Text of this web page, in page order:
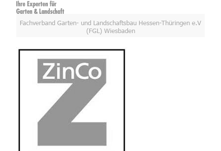
Fachverband Garten- und Landschaftsbau Hessen-Thüringen e.V
(FGL) Wiesbaden